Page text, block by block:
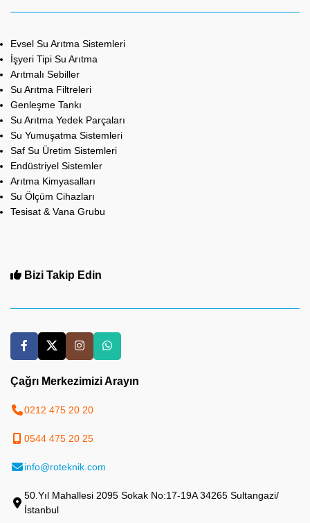
Evsel Su Arıtma Sistemleri
İşyeri Tipi Su Arıtma
Arıtmalı Sebiller
Su Arıtma Filtreleri
Genleşme Tankı
Su Arıtma Yedek Parçaları
Su Yumuşatma Sistemleri
Saf Su Üretim Sistemleri
Endüstriyel Sistemler
Arıtma Kimyasalları
Su Ölçüm Cihazları
Tesisat & Vana Grubu
Bizi Takip Edin
Çağrı Merkezimizi Arayın
0212 475 20 20
0544 475 20 25
info@roteknik.com
50.Yıl Mahallesi 2095 Sokak No:17-19A 34265 Sultangazi/
İstanbul